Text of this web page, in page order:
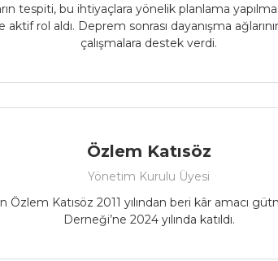
tespiti, bu ihtiyaçlara yönelik planlama
rol aldı. Deprem sonrası dayanışma
çalışmalara destek verdi.
Özlem Katısöz
Yönetim Kurulu Üyesi
Katısöz 2011 yılından beri kâr amacı
Derneği’ne 2024 yılında katıldı.